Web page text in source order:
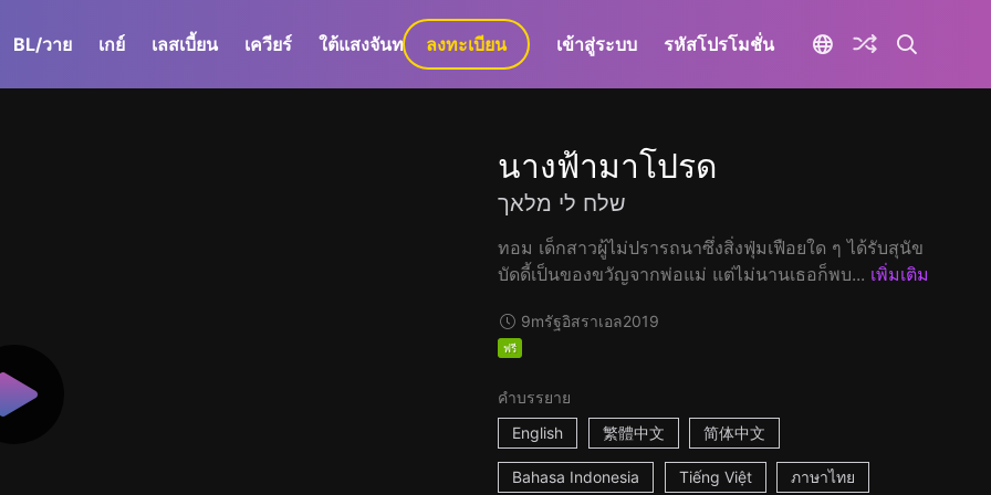
BL/วาย เกย์ เลสเบี้ยน เควียร์ ใต้แสงจันทร์ GaLa+
ลงทะเบียน เข้าสู่ระบบ รหัสโปรโมชั่น
นางฟ้ามาโปรด
שלח לי מלאך
ทอม เด็กสาวผู้ไม่ปรารถนาซึ่งสิ่งฟุ่มเฟือยใด ๆ ได้รับสุนัข
บัดดี้เป็นของขวัญจากพ่อแม่ แต่ไม่นานเธอก็พบ... เพิ่มเติม
9mรัฐอิสราเอล2019
ฟรี
คำบรรยาย
English
繁體中文 简体中文
Bahasa Indonesia Tiếng Việt ภาษาไทย